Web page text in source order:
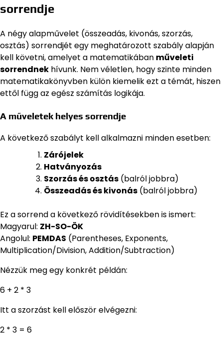
sorrendje
A négy alapművelet (összeadás, kivonás, szorzás,
osztás) sorrendjét egy meghatározott szabály alapján
kell követni, amelyet a matematikában műveleti
sorrendnek hívunk. Nem véletlen, hogy szinte minden
matematikakönyvben külön kiemelik ezt a témát, hiszen
ettől függ az egész számítás logikája.
A műveletek helyes sorrendje
A következő szabályt kell alkalmazni minden esetben:
Zárójelek
Hatványozás
Szorzás és osztás (balról jobbra)
Összeadás és kivonás (balról jobbra)
Ez a sorrend a következő rövidítésekben is ismert:
Magyarul: ZH-SO-ÖK
Angolul: PEMDAS (Parentheses, Exponents,
Multiplication/Division, Addition/Subtraction)
Nézzük meg egy konkrét példán:
6 + 2 * 3
Itt a szorzást kell először elvégezni:
2 * 3 = 6